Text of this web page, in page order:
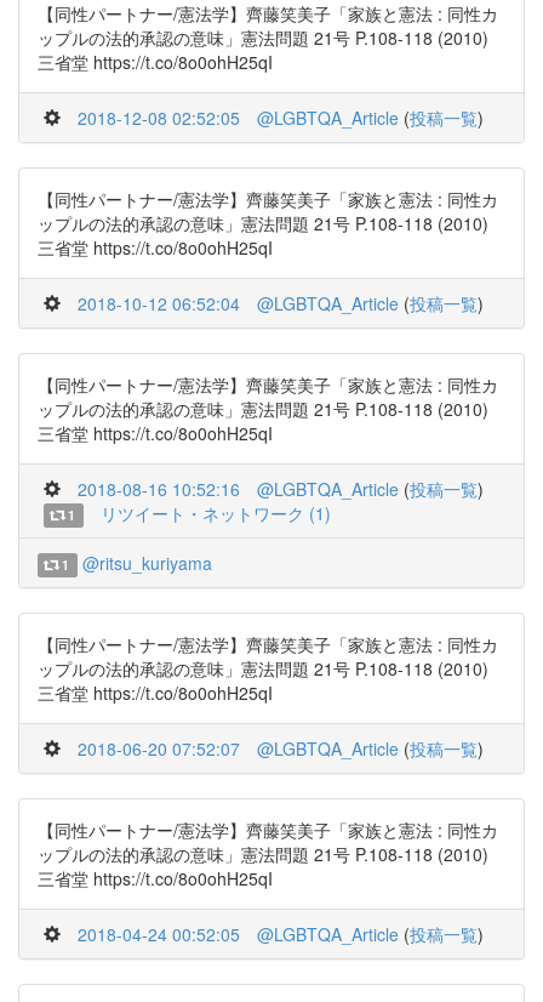
【同性パートナー/憲法学】齊藤笑美子「家族と憲法 : 同性カ
ップルの法的承認の意味」憲法問題 21号 P.108-118 (2010)
三省堂 https://t.co/8o0ohH25qI
2018-12-08 02:52:05 @LGBTQA_Article (投稿一覧)
【同性パートナー/憲法学】齊藤笑美子「家族と憲法 : 同性カ
ップルの法的承認の意味」憲法問題 21号 P.108-118 (2010)
三省堂 https://t.co/8o0ohH25qI
2018-10-12 06:52:04 @LGBTQA_Article (投稿一覧)
【同性パートナー/憲法学】齊藤笑美子「家族と憲法 : 同性カ
ップルの法的承認の意味」憲法問題 21号 P.108-118 (2010)
三省堂 https://t.co/8o0ohH25qI
2018-08-16 10:52:16 @LGBTQA_Article (投稿一覧)
1 リツイート・ネットワーク (1)
1 @ritsu_kuriyama
【同性パートナー/憲法学】齊藤笑美子「家族と憲法 : 同性カ
ップルの法的承認の意味」憲法問題 21号 P.108-118 (2010)
三省堂 https://t.co/8o0ohH25qI
2018-06-20 07:52:07 @LGBTQA_Article (投稿一覧)
【同性パートナー/憲法学】齊藤笑美子「家族と憲法 : 同性カ
ップルの法的承認の意味」憲法問題 21号 P.108-118 (2010)
三省堂 https://t.co/8o0ohH25qI
2018-04-24 00:52:05 @LGBTQA_Article (投稿一覧)